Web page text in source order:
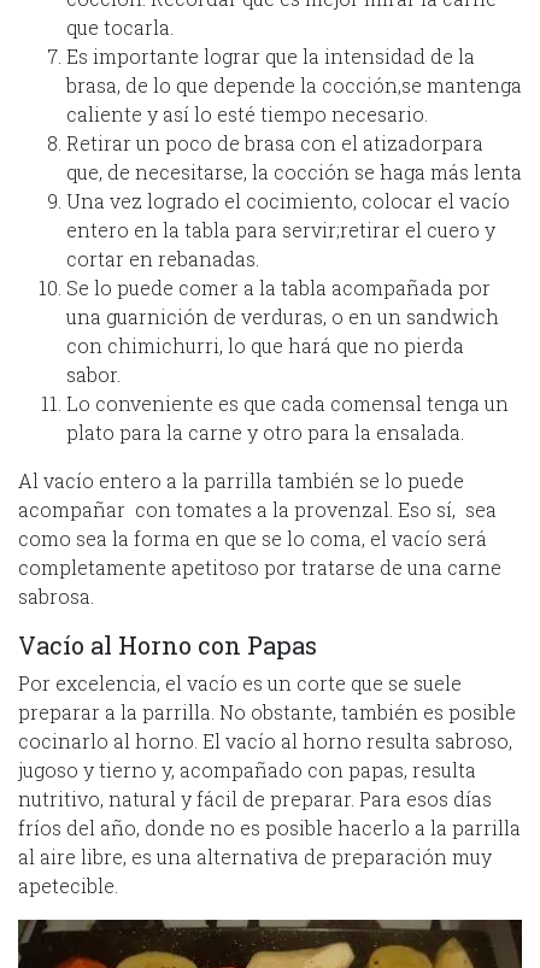
que tocarla.
Es importante lograr que la intensidad de la
brasa, de lo que depende la cocción,se mantenga
caliente y así lo esté tiempo necesario.
Retirar un poco de brasa con el atizadorpara
que, de necesitarse, la cocción se haga más lenta
Una vez logrado el cocimiento, colocar el vacío
entero en la tabla para servir;retirar el cuero y
cortar en rebanadas.
Se lo puede comer a la tabla acompañada por
una guarnición de verduras, o en un sandwich
con chimichurri, lo que hará que no pierda
sabor.
Lo conveniente es que cada comensal tenga un
plato para la carne y otro para la ensalada.
Al vacío entero a la parrilla también se lo puede
acompañar con tomates a la provenzal. Eso sí, sea
como sea la forma en que se lo coma, el vacío será
completamente apetitoso por tratarse de una carne
sabrosa.
Vacío al Horno con Papas
Por excelencia, el vacío es un corte que se suele
preparar a la parrilla. No obstante, también es posible
cocinarlo al horno. El vacío al horno resulta sabroso,
jugoso y tierno y, acompañado con papas, resulta
nutritivo, natural y fácil de preparar. Para esos días
fríos del año, donde no es posible hacerlo a la parrilla
al aire libre, es una alternativa de preparación muy
apetecible.